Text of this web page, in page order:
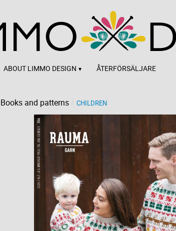
ABOUT LIMMO DESIGN ÅTERFÖRSÄLJARE
Books and patterns CHILDREN